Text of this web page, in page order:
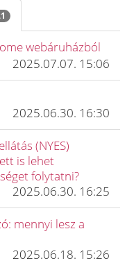
webáruházból
2025.07.07. 15:06
2025.06.30. 16:30
(NYES)
is lehet
folytatni?
2025.06.30. 16:25
mennyi lesz a
2025.06.18. 15:26